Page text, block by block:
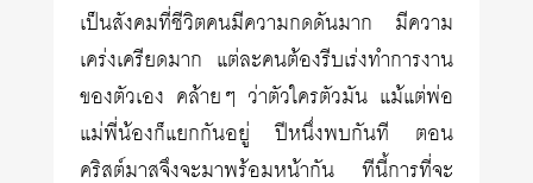
เป็นสังคมที่ชีวิตคนมีความกดดันมาก มีความ
เคร่งเครียดมาก แต่ละคนต้องรีบเร่งทำการงาน
ของตัวเอง คล้ายๆ ว่าตัวใครตัวมัน แม้แต่พ่อ
แม่พี่น้องก็แยกกันอยู่ ปีหนึ่งพบกันที ตอน
คริสต์มาสจึงจะมาพร้อมหน้ากัน ทีนี้การที่จะ